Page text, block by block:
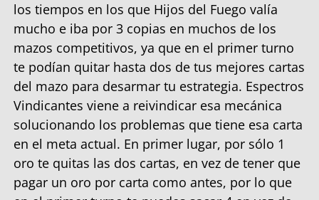
los tiempos en los que Hijos del Fuego valía
mucho e iba por 3 copias en muchos de los
mazos competitivos, ya que en el primer turno
te podían quitar hasta dos de tus mejores cartas
del mazo para desarmar tu estrategia. Espectros
Vindicantes viene a reivindicar esa mecánica
solucionando los problemas que tiene esa carta
en el meta actual. En primer lugar, por sólo 1
oro te quitas las dos cartas, en vez de tener que
pagar un oro por carta como antes, por lo que